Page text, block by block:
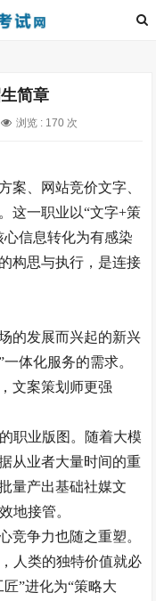
简章
浏览 : 170 次
案、网站竞价文字、
这一职业以“文字+策
信息转化为有感染
构思与执行，是连接
的发展而兴起的新兴
体化服务的需求。
文案策划师更强
职业版图。随着大模
从业者大量时间的重
量产出基础社媒文
地接管。
竞争力也随之重塑。
人类的独特价值就必
”进化为“策略大